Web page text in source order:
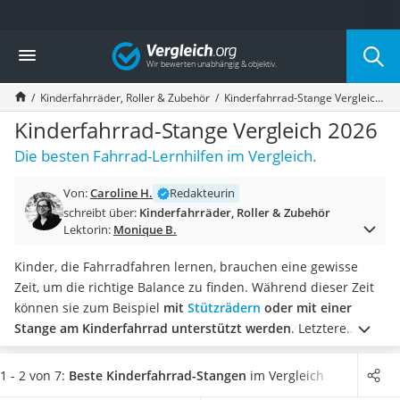
Die beliebtesten Vergleiche nach Kategorie
Kind & Baby
Babyphone mit 2 Kameras
Walkie-Talkie Kinder
Kindermatratzen
Babywippe
Rollschuhe für Kinder
Laufrad
Kinderschubkarre
Kinderuhr
Babyphone
Treppenschutzgitter
Kindersitz ab 4 Jahren
Kinderroller 3 Räder
Ferngesteuertes Auto
Vergleich
Kinderfahrräder, Roller & Zubehör Kinderfahrrad-Stange Vergleich 2026
Kinderfahrrad-Stange Vergleich 2026
Die besten Fahrrad-Lernhilfen im Vergleich.
Von:Caroline H.
Redakteurin
schreibt über: Kinderfahrräder, Roller & Zubehör
Lektorin: Monique B.
Kinder, die Fahrradfahren lernen, brauchen eine gewisse
Zeit, um die richtige Balance zu finden. Während dieser Zeit
können sie zum Beispiel mit Stützrädern oder mit einer
Stange am Kinderfahrrad unterstützt werden. Letztere
stabilisiert die Kinder bei ihren ersten Runden, indem die
Eltern sie an dieser führen und somit stabilisieren.
Tests im
1 - 2 von 7: Beste Kinderfahrrad-Stangen im Vergleich